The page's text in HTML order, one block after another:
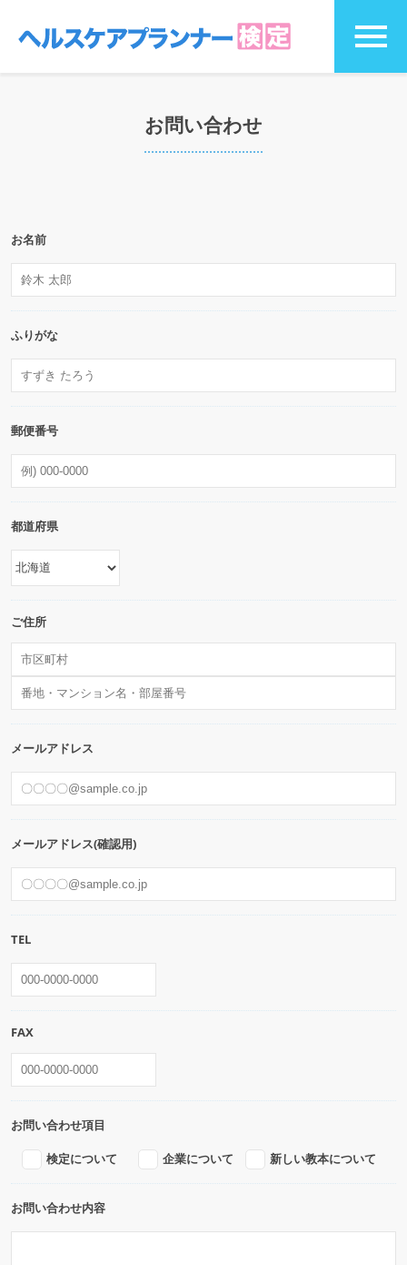
お問い合わせ
お名前
ふりがな
郵便番号
都道府県
ご住所
メールアドレス
メールアドレス(確認用)
TEL
FAX
お問い合わせ項目
検定について 企業について 新しい教本について
お問い合わせ内容